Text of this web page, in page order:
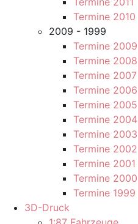
Termine 2010
2009 - 1999
Termine 2009
Termine 2008
Termine 2007
Termine 2006
Termine 2005
Termine 2004
Termine 2003
Termine 2002
Termine 2001
Termine 2000
Termine 1999
3D-Druck